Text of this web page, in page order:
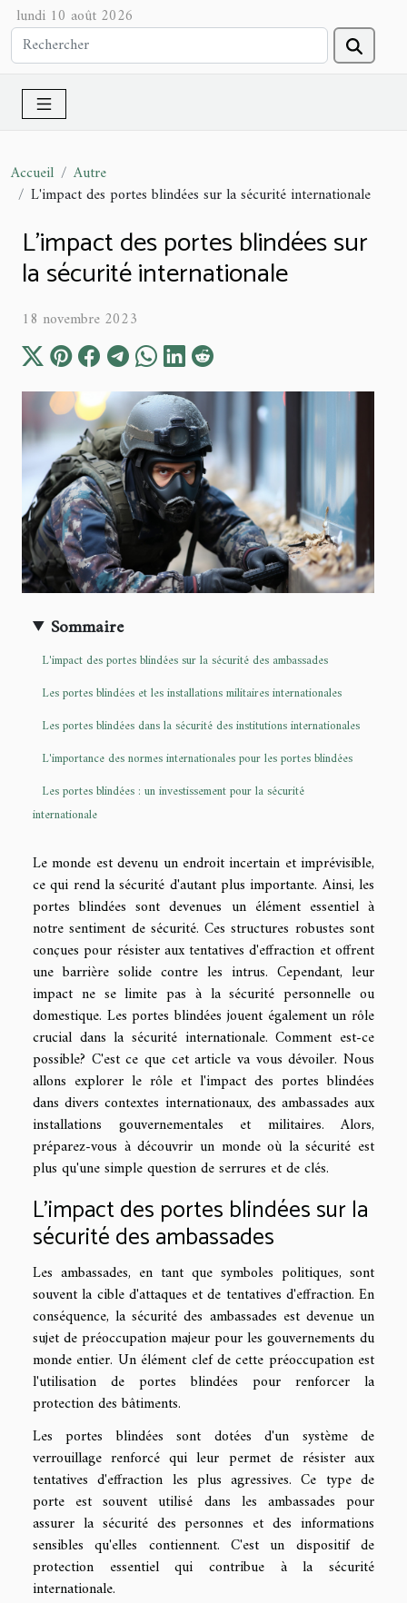
lundi 10 août 2026
Accueil
Autre
L'impact des portes blindées sur la sécurité internationale
L'impact des portes blindées sur
la sécurité internationale
18 novembre 2023
Sommaire
L'impact des portes blindées sur la sécurité des ambassades
Les portes blindées et les installations militaires internationales
Les portes blindées dans la sécurité des institutions internationales
L'importance des normes internationales pour les portes blindées
Les portes blindées : un investissement pour la sécurité
internationale
Le monde est devenu un endroit incertain et imprévisible,
ce qui rend la sécurité d'autant plus importante. Ainsi, les
portes blindées sont devenues un élément essentiel à
notre sentiment de sécurité. Ces structures robustes sont
conçues pour résister aux tentatives d'effraction et offrent
une barrière solide contre les intrus. Cependant, leur
impact ne se limite pas à la sécurité personnelle ou
domestique. Les portes blindées jouent également un rôle
crucial dans la sécurité internationale. Comment est-ce
possible? C'est ce que cet article va vous dévoiler. Nous
allons explorer le rôle et l'impact des portes blindées
dans divers contextes internationaux, des ambassades aux
installations gouvernementales et militaires. Alors,
préparez-vous à découvrir un monde où la sécurité est
plus qu'une simple question de serrures et de clés.
L'impact des portes blindées sur la
sécurité des ambassades
Les ambassades, en tant que symboles politiques, sont
souvent la cible d'attaques et de tentatives d'effraction. En
conséquence, la sécurité des ambassades est devenue un
sujet de préoccupation majeur pour les gouvernements du
monde entier. Un élément clef de cette préoccupation est
l'utilisation de portes blindées pour renforcer la
protection des bâtiments.
Les portes blindées sont dotées d'un système de
verrouillage renforcé qui leur permet de résister aux
tentatives d'effraction les plus agressives. Ce type de
porte est souvent utilisé dans les ambassades pour
assurer la sécurité des personnes et des informations
sensibles qu'elles contiennent. C'est un dispositif de
protection essentiel qui contribue à la sécurité
internationale.